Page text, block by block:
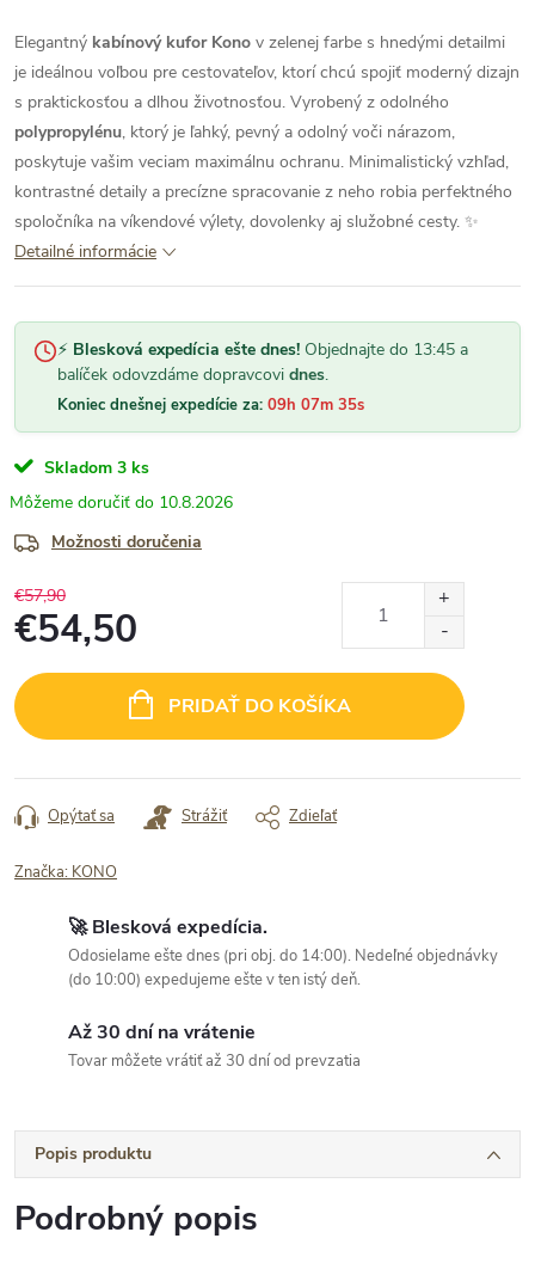
Elegantný kabínový kufor Kono v zelenej farbe s hnedými detailmi
je ideálnou voľbou pre cestovateľov, ktorí chcú spojiť moderný dizajn
s praktickosťou a dlhou životnosťou. Vyrobený z odolného
polypropylénu, ktorý je ľahký, pevný a odolný voči nárazom,
poskytuje vašim veciam maximálnu ochranu. Minimalistický vzhľad,
kontrastné detaily a precízne spracovanie z neho robia perfektného
spoločníka na víkendové výlety, dovolenky aj služobné cesty. ✨
Detailné informácie
⚡ Blesková expedícia ešte dnes! Objednajte do 13:45 a
balíček odovzdáme dopravcovi dnes.
Koniec dnešnej expedície za: 09h 07m 35s
Skladom 3 ks
10.8.2026
Možnosti doručenia
€57,90
€54,50
cena:
PRIDAŤ DO KOŠÍKA
Opýtať sa Strážiť Zdieľať
Značka: KONO
🚀 Blesková expedícia.
Odosielame ešte dnes (pri obj. do 14:00). Nedeľné objednávky
(do 10:00) expedujeme ešte v ten istý deň.
Až 30 dní na vrátenie
Tovar môžete vrátiť až 30 dní od prevzatia
Popis produktu
Podrobný popis